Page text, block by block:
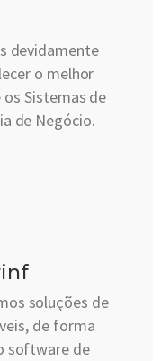
devidamente
o melhor
Sistemas de
de Negócio.
soluções de
de forma
software de